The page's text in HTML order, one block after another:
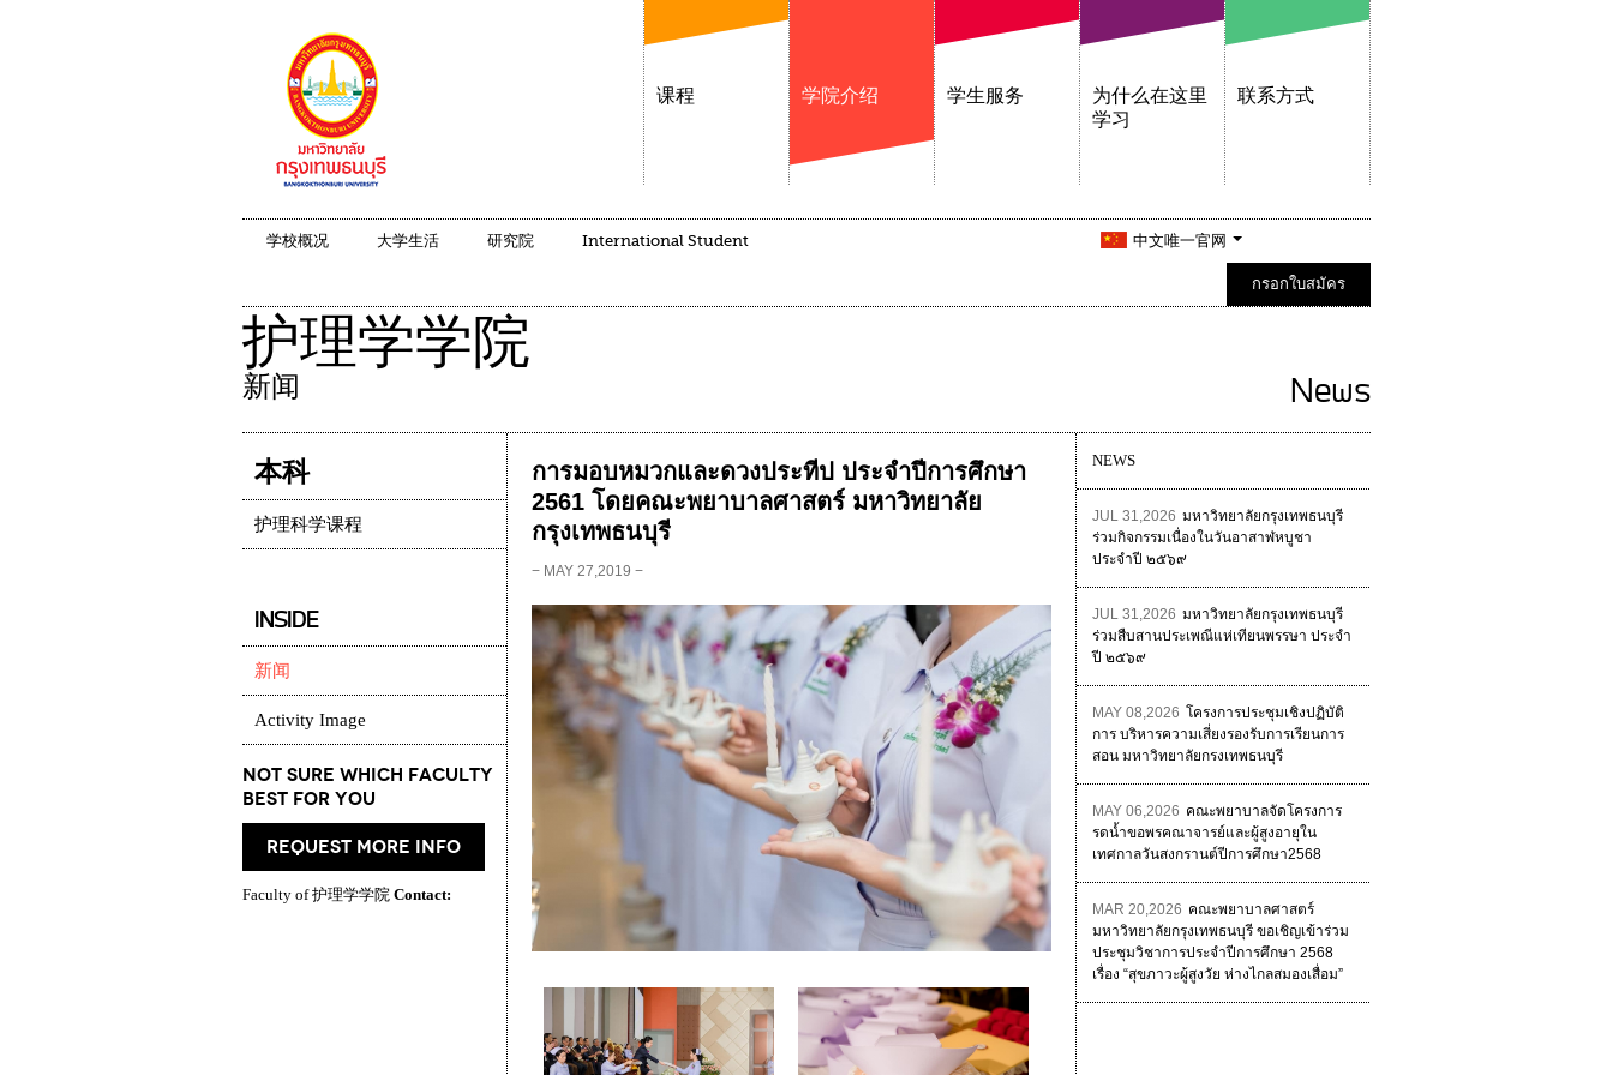
课程 学院介绍 学生服务
为什么在这里
学习
联系方式
学校概况 大学生活 研究院 International Student 中文唯一官网
กรอกใบสมัคร
护理学学院
新闻 News
การมอบหมวกและดวงประทีป ประจำปีการศึกษา
2561 โดยคณะพยาบาลศาสตร์ มหาวิทยาลัย
กรุงเทพธนบุรี
− MAY 27,2019 −
NEWS
JUL 31,2026 มหาวิทยาลัยกรุงเทพธนบุรี
ร่วมกิจกรรมเนื่องในวันอาสาฬหบูชา
ประจำปี ๒๕๖๙
JUL 31,2026 มหาวิทยาลัยกรุงเทพธนบุรี
ร่วมสืบสานประเพณีแห่เทียนพรรษา ประจำ
ปี ๒๕๖๙
MAY 08,2026 โครงการประชุมเชิงปฏิบัติ
การ บริหารความเสี่ยงรองรับการเรียนการ
สอน มหาวิทยาลัยกรงเทพธนบุรี
MAY 06,2026 คณะพยาบาลจัดโครงการ
รดน้ำขอพรคณาจารย์และผู้สูงอายุใน
เทศกาลวันสงกรานต์ปีการศึกษา2568
MAR 20,2026 คณะพยาบาลศาสตร์
มหาวิทยาลัยกรุงเทพธนบุรี ขอเชิญเข้าร่วม
ประชุมวิชาการประจำปีการศึกษา 2568
เรื่อง “สุขภาวะผู้สูงวัย ห่างไกลสมองเสื่อม”
本科
护理科学课程
INSIDE
新闻
Activity Image
Not Sure which Faculty
best for you
request more info
Faculty of 护理学学院 Contact: